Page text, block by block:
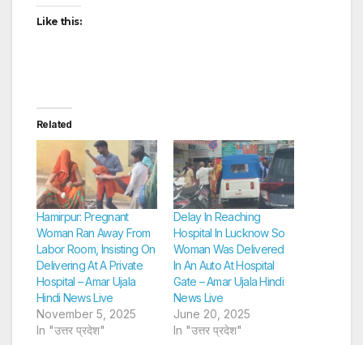
Like this:
Related
Hamirpur: Pregnant
Woman Ran Away From
Labor Room, Insisting On
Delivering At A Private
Hospital – Amar Ujala
Hindi News Live
November 5, 2025
In "उत्तर प्रदेश"
Delay In Reaching
Hospital In Lucknow So
Woman Was Delivered
In An Auto At Hospital
Gate – Amar Ujala Hindi
News Live
June 20, 2025
In "उत्तर प्रदेश"